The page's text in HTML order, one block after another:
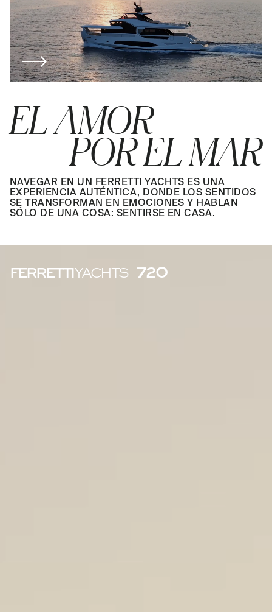
EL AMOR
POR EL MAR
NAVEGAR EN UN FERRETTI YACHTS ES UNA
EXPERIENCIA AUTÉNTICA, DONDE LOS SENTIDOS
SE TRANSFORMAN EN EMOCIONES Y HABLAN
SÓLO DE UNA COSA: SENTIRSE EN CASA.
FERRETTI YACHTS 720